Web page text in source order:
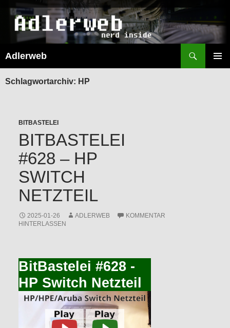
Adlerweb
SPRINGEN
Schlagwortarchiv: HP
BITBASTELEI
BITBASTELEI
#628 – HP
SWITCH
NETZTEIL
2025-01-26 ADLERWEB
KOMMENTAR
HINTERLASSEN
BitBastelei #628 -
HP Switch Netzteil